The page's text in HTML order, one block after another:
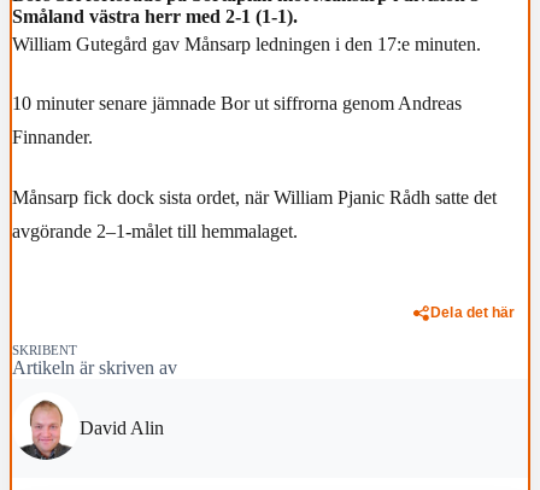
Småland västra herr med 2-1 (1-1).
William Gutegård gav Månsarp ledningen i den 17:e minuten.
10 minuter senare jämnade Bor ut siffrorna genom Andreas
Finnander.
Månsarp fick dock sista ordet, när William Pjanic Rådh satte det
avgörande 2–1-målet till hemmalaget.
Dela det här
SKRIBENT
Artikeln är skriven av
David Alin